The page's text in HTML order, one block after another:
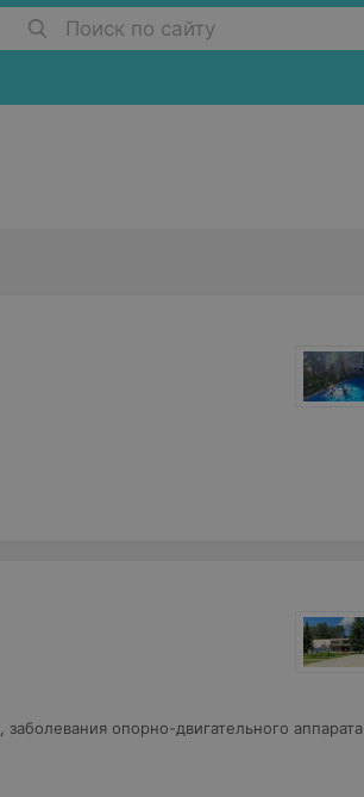
Поиск по сайту
опорно-двигательного аппарата